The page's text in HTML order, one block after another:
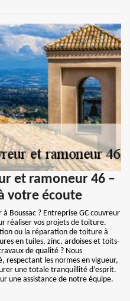
et ramoneur 46 –
votre écoute
Boussac ? Entreprise GC couvreur
réaliser vos projets de toiture.
ou la réparation de toiture à
en tuiles, zinc, ardoises et toits-
de qualité ? Nous
respectant les normes en vigueur,
une totale tranquillité d’esprit.
une assistance de notre équipe.